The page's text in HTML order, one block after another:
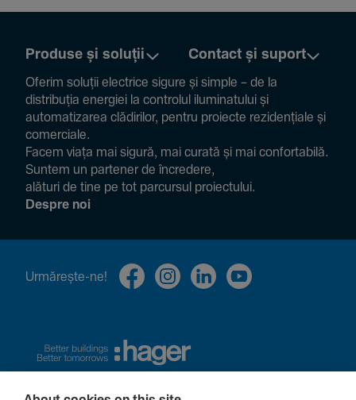
Produse și soluții Contact și suport
Oferim soluții electrice sigure și simple – de la
distribuția energiei la controlul ilumi­na­tului și
auto­ma­ti­zarea clădi­rilor, pentru proiecte rezi­den­țiale și
comer­ciale.
Facem viața mai sigură, mai curată și mai confor­ta­bilă.
Suntem un partener de încre­dere,
alături de tine pe tot parcursul proiec­tului.
Despre noi
Urmă­rește-ne!